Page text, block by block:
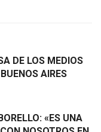
DE LOS MEDIOS
AIRES
«ES UNA